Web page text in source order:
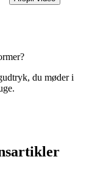
du møder i